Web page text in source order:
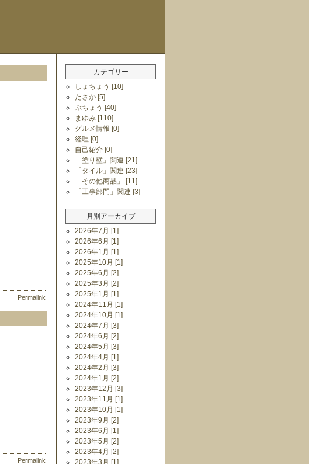
Permalink
Permalink
カテゴリー
しょちょう [10]
たさか [5]
ぶちょう [40]
まゆみ [110]
グルメ情報 [0]
経理 [0]
自己紹介 [0]
「塗り壁」関連 [21]
「タイル」関連 [23]
「その他商品」 [11]
「工事部門」関連 [3]
月別アーカイブ
2026年7月 [1]
2026年6月 [1]
2026年1月 [1]
2025年10月 [1]
2025年6月 [2]
2025年3月 [2]
2025年1月 [1]
2024年11月 [1]
2024年10月 [1]
2024年7月 [3]
2024年6月 [2]
2024年5月 [3]
2024年4月 [1]
2024年2月 [3]
2024年1月 [2]
2023年12月 [3]
2023年11月 [1]
2023年10月 [1]
2023年9月 [2]
2023年6月 [1]
2023年5月 [2]
2023年4月 [2]
2023年3月 [1]